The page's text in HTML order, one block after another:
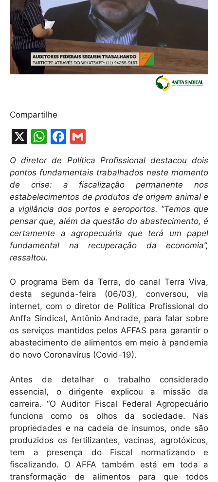
Compartilhe
X
W
at
s
A
p
p
F
a
c
e
b
o
o
k
m
ai
l
O diretor de Política Profissional destacou dois
pontos fundamentais trabalhados neste momento
de crise: a fiscalização permanente nos
estabelecimentos de produtos de origem animal e
a vigilância dos portos e aeroportos. “Temos que
pensar que, além da questão do abastecimento, é
certamente a agropecuária que terá um papel
fundamental na recuperação da economia”,
ressaltou.
O programa Bem da Terra, do canal Terra Viva,
desta segunda-feira (06/03), conversou, via
internet, com o diretor de Política Profissional do
Anffa Sindical, Antônio Andrade, para falar sobre
os serviços mantidos pelos AFFAS para garantir o
abastecimento de alimentos em meio à pandemia
do novo Coronavírus (Covid-19).
Antes de detalhar o trabalho considerado
essencial, o dirigente explicou a missão da
carreira. “O Auditor Fiscal Federal Agropecuário
funciona como os olhos da sociedade. Nas
propriedades e na cadeia de insumos, onde são
produzidos os fertilizantes, vacinas, agrotóxicos,
tem a presença do Fiscal normatizando e
fiscalizando. O AFFA também está em toda a
transformação de alimentos para que todos